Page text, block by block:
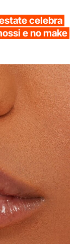
celebra
e no make